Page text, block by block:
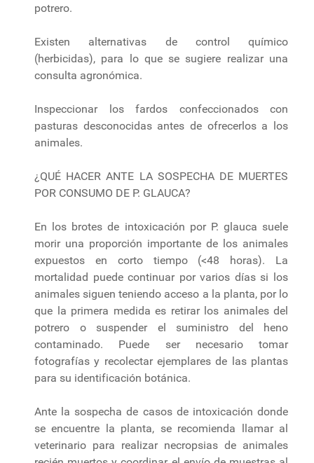
potrero.
Existen alternativas de control químico
(herbicidas), para lo que se sugiere realizar una
consulta agronómica.
Inspeccionar los fardos confeccionados con
pasturas desconocidas antes de ofrecerlos a los
animales.
¿QUÉ HACER ANTE LA SOSPECHA DE MUERTES
POR CONSUMO DE P. GLAUCA?
En los brotes de intoxicación por P. glauca suele
morir una proporción importante de los animales
expuestos en corto tiempo (<48 horas). La
mortalidad puede continuar por varios días si los
animales siguen teniendo acceso a la planta, por lo
que la primera medida es retirar los animales del
potrero o suspender el suministro del heno
contaminado. Puede ser necesario tomar
fotografías y recolectar ejemplares de las plantas
para su identificación botánica.
Ante la sospecha de casos de intoxicación donde
se encuentre la planta, se recomienda llamar al
veterinario para realizar necropsias de animales